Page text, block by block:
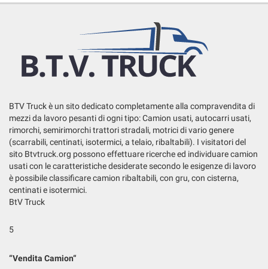
BTV Truck è un sito dedicato completamente alla compravendita di
mezzi da lavoro pesanti di ogni tipo: Camion usati, autocarri usati,
rimorchi, semirimorchi trattori stradali, motrici di vario genere
(scarrabili, centinati, isotermici, a telaio, ribaltabili). I visitatori del
sito Btvtruck.org possono effettuare ricerche ed individuare camion
usati con le caratteristiche desiderate secondo le esigenze di lavoro
è possibile classificare camion ribaltabili, con gru, con cisterna,
centinati e isotermici.
BtV Truck
5
“Vendita Camion“